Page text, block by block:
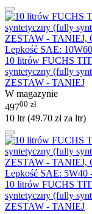
10 litrów FUCHS
syntetyczny (fully
ZESTAW - TANIEJ
W magazynie
49700 zł
10 ltr (49.70 złza ltr)
10 litrów FUCHS
syntetyczny (fully
ZESTAW - TANIEJ